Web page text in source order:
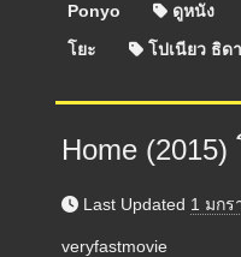
Ponyo
ดูหนัง
โยะ
โปเนียว ธิด
Home (2015)
Last Updated 1 มกร
veryfastmovie